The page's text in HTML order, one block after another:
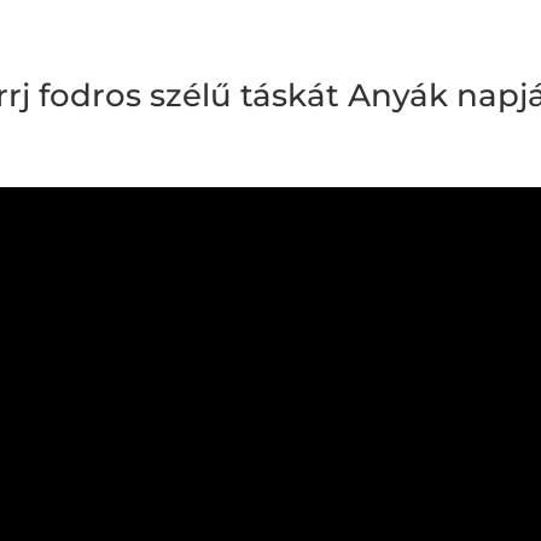
fodros szélű táskát Anyák